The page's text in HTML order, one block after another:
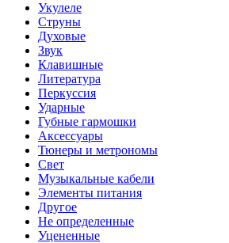
Укулеле
Струны
Духовые
Звук
Клавишные
Литература
Перкуссия
Ударные
Губные гармошки
Аксессуары
Тюнеры и метрономы
Свет
Музыкальные кабели
Элементы питания
Другое
Не определенные
Уцененные